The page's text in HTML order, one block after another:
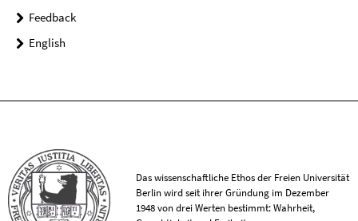
Feedback
English
Das wissenschaftliche Ethos der Freien Universität
Berlin wird seit ihrer Gründung im Dezember
1948 von drei Werten bestimmt: Wahrheit,